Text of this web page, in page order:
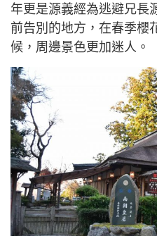
年更是源義經為逃避兄長
前告別的地方，在春季櫻
候，周邊景色更加迷人。